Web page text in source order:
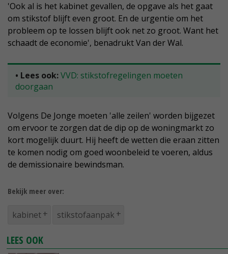
'Ook al is het kabinet gevallen, de opgave als het gaat
om stikstof blijft even groot. En de urgentie om het
probleem op te lossen blijft ook net zo groot. Want het
schaadt de economie', benadrukt Van der Wal.
• Lees ook:VVD: stikstofregelingen moeten
doorgaan
Volgens De Jonge moeten 'alle zeilen' worden bijgezet
om ervoor te zorgen dat de dip op de woningmarkt zo
kort mogelijk duurt. Hij heeft de wetten die eraan zitten
te komen nodig om goed woonbeleid te voeren, aldus
de demissionaire bewindsman.
Bekijk meer over:
kabinet stikstofaanpak
LEES OOK